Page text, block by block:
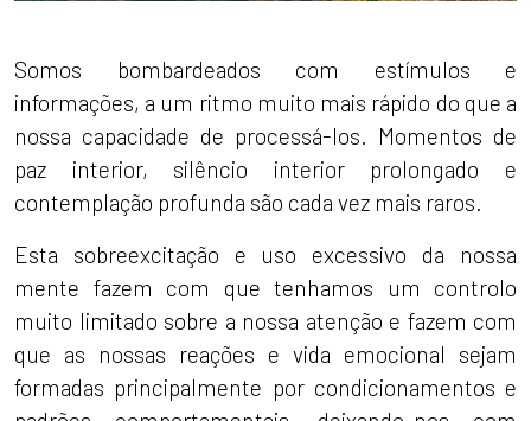
Somos bombardeados com estímulos e
informações, a um ritmo muito mais rápido do que a
nossa capacidade de processá-los. Momentos de
paz interior, silêncio interior prolongado e
contemplação profunda são cada vez mais raros.
Esta sobreexcitação e uso excessivo da nossa
mente fazem com que tenhamos um controlo
muito limitado sobre a nossa atenção e fazem com
que as nossas reações e vida emocional sejam
formadas principalmente por condicionamentos e